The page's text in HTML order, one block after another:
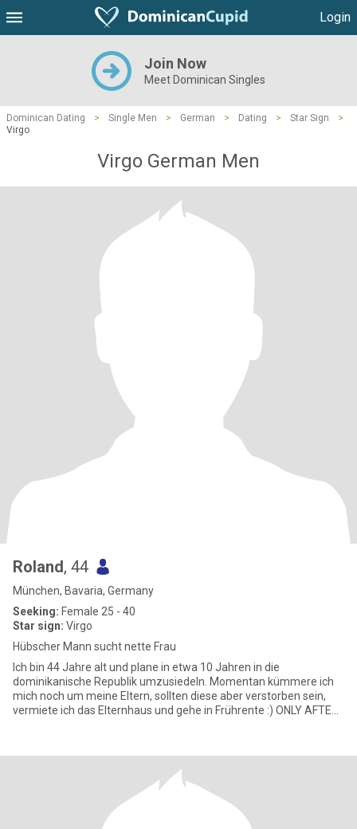
Login
Join Now
Meet Dominican Singles
Dominican Dating > Single Men > German > Dating > Star Sign
>
Virgo
Virgo German Men
Roland, 44
München, Bavaria, Germany
Seeking: Female 25 - 40
Star sign: Virgo
Hübscher Mann sucht nette Frau
Ich bin 44 Jahre alt und plane in etwa 10 Jahren in die
dominikanische Republik umzusiedeln. Momentan kümmere ich
mich noch um meine Eltern, sollten diese aber verstorben sein,
vermiete ich das Elternhaus und gehe in Frührente :) ONLY AFTER